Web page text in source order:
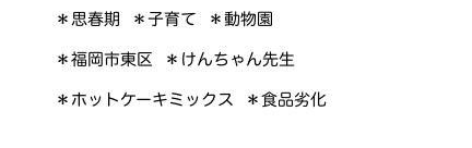
＊思春期 ＊子育て ＊動物園
＊福岡市東区 ＊けんちゃん先生
＊ホットケーキミックス ＊食品劣化